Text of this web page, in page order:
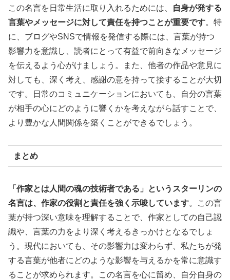
この名言を日常生活に取り入れるためには、
自身が発する
言葉やメッセージに対して責任を持つことが重要です。特
に、ブログやSNSで情報を発信する際には、言葉が持つ
影響力を意識し、読者にとって有益で前向きなメッセージ
を伝えるよう心がけましょう。また、他者の作品や意見に
対しても、深く考え、感謝の意を持って接することが大切
です。日常のコミュニケーションにおいても、自分の言葉
が相手の心にどのように響くかを考えながら話すことで、
より豊かな人間関係を築くことができるでしょう。
まとめ
「作家とは人間の魂の技術者である」というスターリンの
名言は、作家の役割と責任を強く示唆しています。この言
葉が持つ深い意味を理解することで、作家としての自己認
識や、言葉の力をより深く考えるきっかけとなるでしょ
う。現代においても、その影響力は変わらず、私たちが発
する言葉が他者にどのような影響を与えるかを常に意識す
ることが求められます。この名言を心に留め、自分自身の